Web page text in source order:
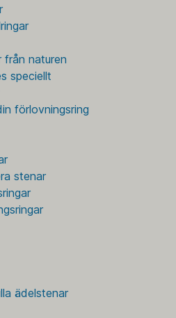
från naturen
speciellt
förlovningsring
stenar
ädelstenar